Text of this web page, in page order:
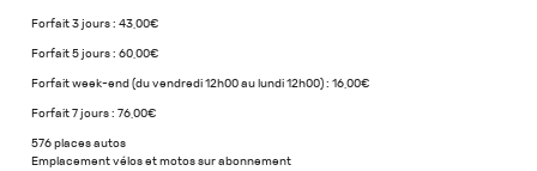
Forfait 3 jours : 43,00€
Forfait 5 jours : 60,00€
Forfait week-end (du vendredi 12h00 au lundi 12h00) : 16,00€
Forfait 7 jours : 76,00€
576 places autos
Emplacement vélos et motos sur abonnement